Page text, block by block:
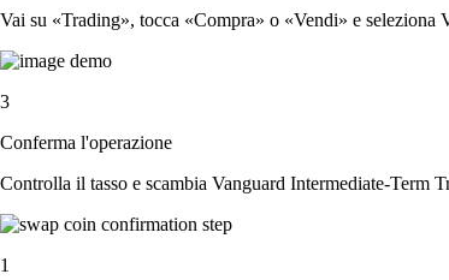
Vai su «Trading», tocca «Compra» o «Vendi» e
3
Conferma l'operazione
Controlla il tasso e scambia Vanguard Intermediate-Term
1